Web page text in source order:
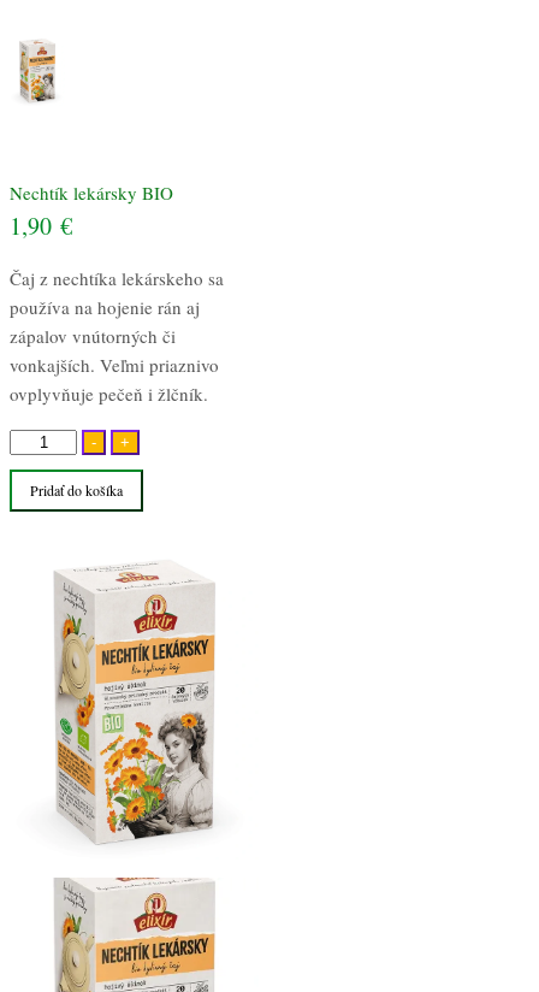
Nechtík lekársky BIO
1,90 €
Čaj z nechtíka lekárskeho sa
používa na hojenie rán aj
zápalov vnútorných či
vonkajších. Veľmi priaznivo
ovplyvňuje pečeň i žlčník.
-
množstvo
Nechtík
lekársky
+
Pridať do košíka